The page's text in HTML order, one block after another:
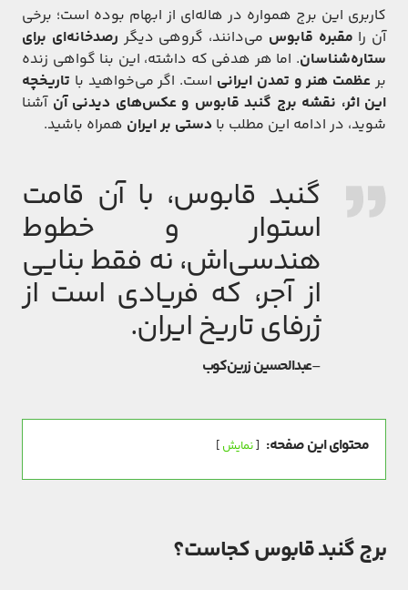
کاربری این برج همواره در هاله‌ای از ابهام بوده است؛ برخی
آن را مقبره قابوس می‌دانند، گروهی دیگر رصدخانه‌ای برای
ستاره‌شناسان. اما هر هدفی که داشته، این بنا گواهی زنده
بر عظمت هنر و تمدن ایرانی است. اگر می‌خواهید با تاریخچه
این اثر، نقشه برج گنبد قابوس و عکس‌های دیدنی آن آشنا
شوید، در ادامه این مطلب با دستی بر ایران همراه باشید.
گنبد قابوس، با آن قامت
استوار و خطوط
هندسی‌اش، نه فقط بنایی
از آجر، که فریادی است از
ژرفای تاریخ ایران.
–عبدالحسین زرین‌کوب
محتوای این صفحه: نمایش
برج گنبد قابوس کجاست؟